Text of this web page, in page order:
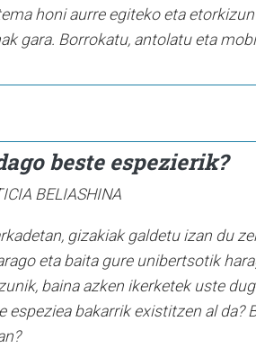
honi aurre egiteko eta
gara. Borrokatu, antolatu eta
beste espezierik?
BELIASHINA
gizakiak galdetu izan du
eta baita gure unibertsotik
baina azken ikerketek uste
espeziea bakarrik existitzen al